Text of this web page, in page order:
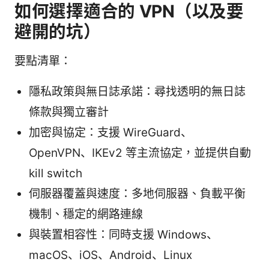
如何選擇適合的 VPN（以及要
避開的坑）
要點清單：
隱私政策與無日誌承諾：尋找透明的無日誌
條款與獨立審計
加密與協定：支援 WireGuard、
OpenVPN、IKEv2 等主流協定，並提供自動
kill switch
伺服器覆蓋與速度：多地伺服器、負載平衡
機制、穩定的網路連線
與裝置相容性：同時支援 Windows、
macOS、iOS、Android、Linux